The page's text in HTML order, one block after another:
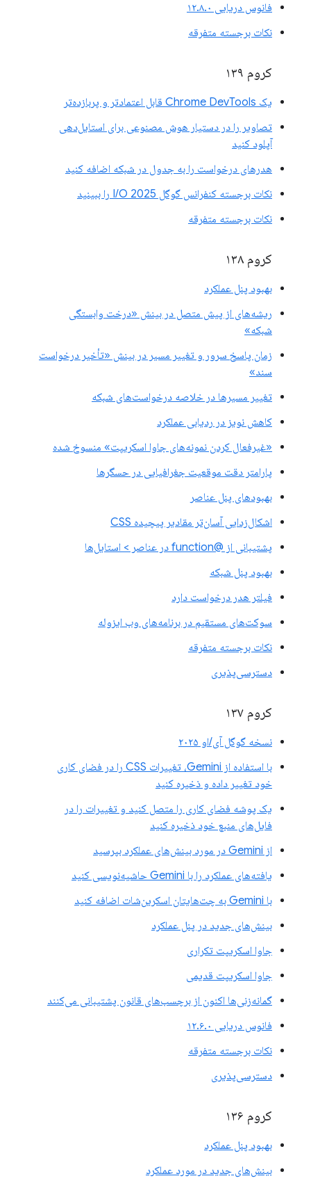
فانوس دریایی ۱۲.۸.۰
نکات برجسته متفرقه
کروم ۱۳۹
یک Chrome DevTools قابل اعتمادتر و پربازده‌تر
تصاویر را در دستیار هوش مصنوعی برای استایل‌دهی
آپلود کنید
هدرهای درخواست را به جدول در شبکه اضافه کنید
نکات برجسته کنفرانس گوگل I/O 2025 را ببینید
نکات برجسته متفرقه
کروم ۱۳۸
بهبود پنل عملکرد
ریشه‌های از پیش متصل در بینش «درخت وابستگی
شبکه»
زمان پاسخ سرور و تغییر مسیر در بینش «تأخیر درخواست
سند»
تغییر مسیرها در خلاصه درخواست‌های شبکه
کاهش نویز در ردیابی عملکرد
«غیرفعال کردن نمونه‌های جاوا اسکریپت» منسوخ شده
پارامتر دقت موقعیت جغرافیایی در حسگرها
بهبودهای پنل عناصر
اشکال‌زدایی آسان‌تر مقادیر پیچیده CSS
پشتیبانی از @function در عناصر > استایل‌ها
بهبود پنل شبکه
فیلتر هدر درخواست دارد
سوکت‌های مستقیم در برنامه‌های وب ایزوله
نکات برجسته متفرقه
دسترسی‌پذیری
کروم ۱۳۷
نسخه گوگل آی/او ۲۰۲۵
با استفاده از Gemini، تغییرات CSS را در فضای کاری
خود تغییر داده و ذخیره کنید
یک پوشه فضای کاری را متصل کنید و تغییرات را در
فایل‌های منبع خود ذخیره کنید
از Gemini در مورد بینش‌های عملکرد بپرسید
یافته‌های عملکرد را با Gemini حاشیه‌نویسی کنید
با Gemini به چت‌هایتان اسکرین‌شات اضافه کنید
بینش‌های جدید در پنل عملکرد
جاوا اسکریپت تکراری
جاوا اسکریپت قدیمی
گمانه‌زنی‌ها اکنون از برچسب‌های قانون پشتیبانی می‌کنند
فانوس دریایی ۱۲.۶.۰
نکات برجسته متفرقه
دسترسی‌پذیری
کروم ۱۳۶
بهبود پنل عملکرد
بینش‌های جدید در مورد عملکرد